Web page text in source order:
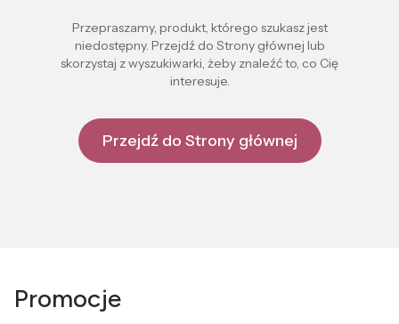
Przepraszamy, produkt, którego szukasz jest
niedostępny. Przejdź do Strony głównej lub
skorzystaj z wyszukiwarki, żeby znaleźć to, co Cię
interesuje.
Przejdź do Strony głównej
Promocje